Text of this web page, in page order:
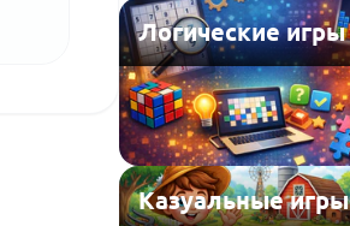
Логические игры
Казуальные игры